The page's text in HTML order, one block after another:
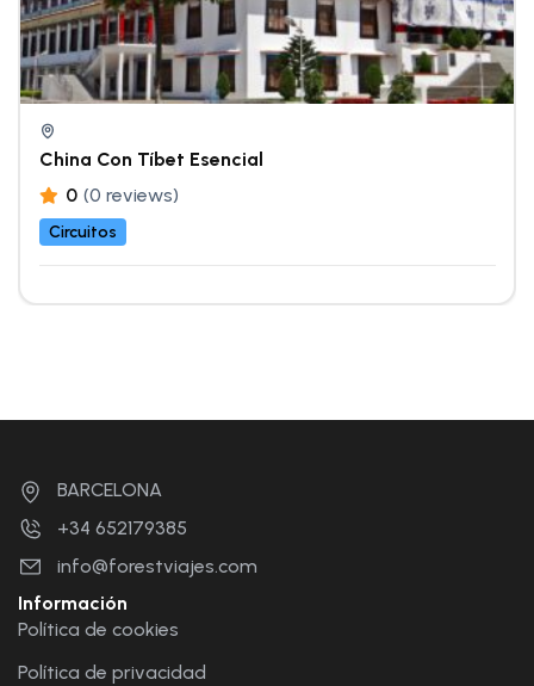
China Con Tíbet Esencial
0 (0 reviews)
Circuitos
BARCELONA
+34 652179385
info@forestviajes.com
Información
Política de cookies
Política de privacidad